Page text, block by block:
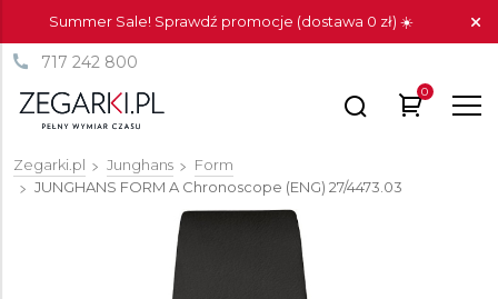
Summer Sale! Sprawdź promocje (dostawa 0 zł) ☀️
717 242 800
0
Zegarki.pl Junghans
Form
JUNGHANS FORM A Chronoscope (ENG) 27/4473.03